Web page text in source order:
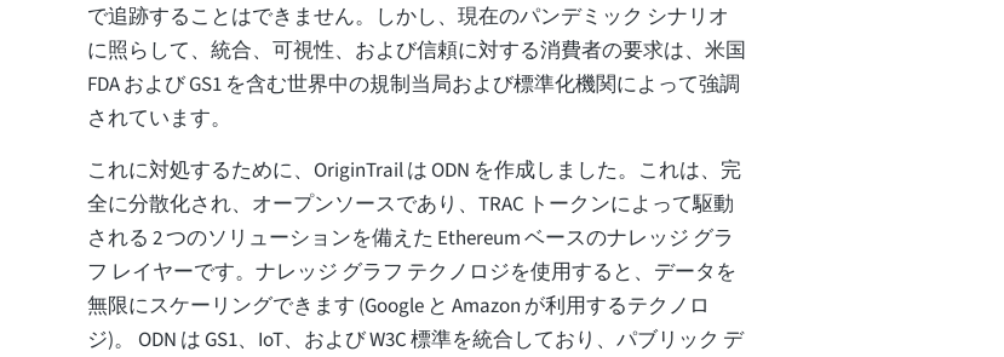
で追跡することはできません。しかし、現在のパンデミック シナリオ
に照らして、統合、可視性、および信頼に対する消費者の要求は、米国
FDA および GS1 を含む世界中の規制当局および標準化機関によって強調
されています。
これに対処するために、OriginTrail は ODN を作成しました。これは、完
全に分散化され、オープンソースであり、TRAC トークンによって駆動
される 2 つのソリューションを備えた Ethereum ベースのナレッジ グラ
フ レイヤーです。ナレッジ グラフ テクノロジを使用すると、データを
無限にスケーリングできます (Google と Amazon が利用するテクノロ
ジ)。 ODN は GS1、IoT、および W3C 標準を統合しており、パブリック デ